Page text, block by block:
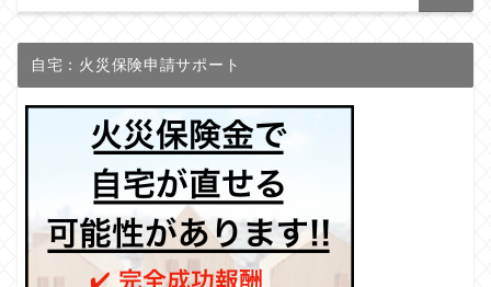
自宅：火災保険申請サポート